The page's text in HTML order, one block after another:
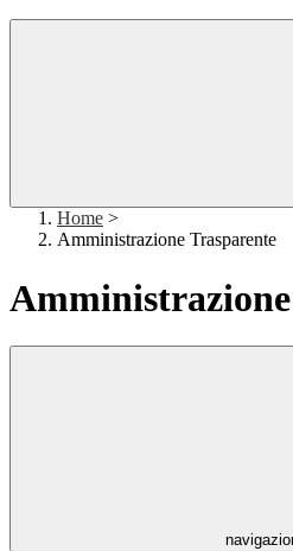
Home >
Amministrazione Trasparente